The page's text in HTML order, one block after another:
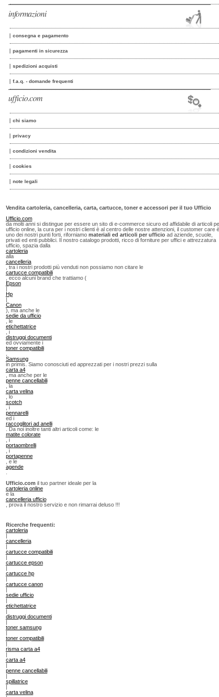
informazioni
consegna e pagamento
pagamenti in sicurezza
spedizioni acquisti
f.a.q. - domande frequenti
ufficio.com
chi siamo
privacy
condizioni vendita
cookies
note legali
Vendita cartoleria, cancelleria, carta, cartucce, toner e accessori per il tuo Ufficio
Ufficio.com
da molti anni si distingue per essere un sito di e-commerce sicuro ed affidabile di articoli
ufficio online, la cura per i nostri clienti è al centro delle nostre attenzioni, il customer care è
uno dei nostri punti forti, riforniamo materiali ed articoli per ufficioad aziende, scuole,
privati ed enti pubblici. Il nostro catalogo prodotti, ricco di forniture per uffici e attrezzatura
ufficio, spazia dalla
cartoleria
alla
cancelleria
, tra i nostri prodotti più venduti non possiamo non citare le
cartucce compatibili
, ecco alcuni brand che trattiamo (
Epson
|
Hp
|
Canon
), ma anche le
sedie da ufficio
, le
etichettatrice
, i
distruggi documenti
ed ovviamente i
toner compatibili
Samsung
in primis. Siamo conosciuti ed apprezzati per i nostri prezzi sulla
carta a4
, ma anche per le
penne cancellabili
, la
carta velina
, lo
scotch
, i
pennarelli
ed i
raccoglitori ad anelli
. Da noi inoltre tanti altri articoli come: le
matite colorate
, i
portaombrelli
, i
portapenne
, e le
agende
Ufficio.com il tuo partner ideale per la
cartoleria online
e la
cancelleria ufficio
, prova il nostro servizio e non rimarrai deluso !!!
Ricerche frequenti:
cartoleria
|
cancelleria
|
cartucce compatibili
|
cartucce epson
|
cartucce hp
|
cartucce canon
|
sedie ufficio
|
etichettatrice
|
distruggi documenti
|
toner samsung
|
toner compatibili
|
risma carta a4
|
carta a4
|
penne cancellabili
|
spillatrice
|
carta velina